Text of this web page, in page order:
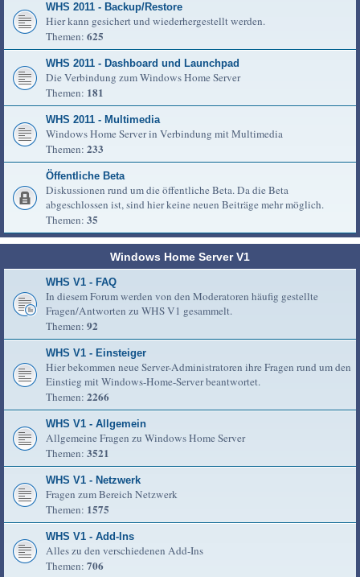
WHS 2011 - Backup/Restore
Hier kann gesichert und wiederhergestellt werden.
Themen: 625
WHS 2011 - Dashboard und Launchpad
Die Verbindung zum Windows Home Server
Themen: 181
WHS 2011 - Multimedia
Windows Home Server in Verbindung mit Multimedia
Themen: 233
Öffentliche Beta
Diskussionen rund um die öffentliche Beta. Da die Beta
abgeschlossen ist, sind hier keine neuen Beiträge mehr möglich.
Themen: 35
Windows Home Server V1
WHS V1 - FAQ
In diesem Forum werden von den Moderatoren häufig gestellte
Fragen/Antworten zu WHS V1 gesammelt.
Themen: 92
WHS V1 - Einsteiger
Hier bekommen neue Server-Administratoren ihre Fragen rund um den
Einstieg mit Windows-Home-Server beantwortet.
Themen: 2266
WHS V1 - Allgemein
Allgemeine Fragen zu Windows Home Server
Themen: 3521
WHS V1 - Netzwerk
Fragen zum Bereich Netzwerk
Themen: 1575
WHS V1 - Add-Ins
Alles zu den verschiedenen Add-Ins
Themen: 706